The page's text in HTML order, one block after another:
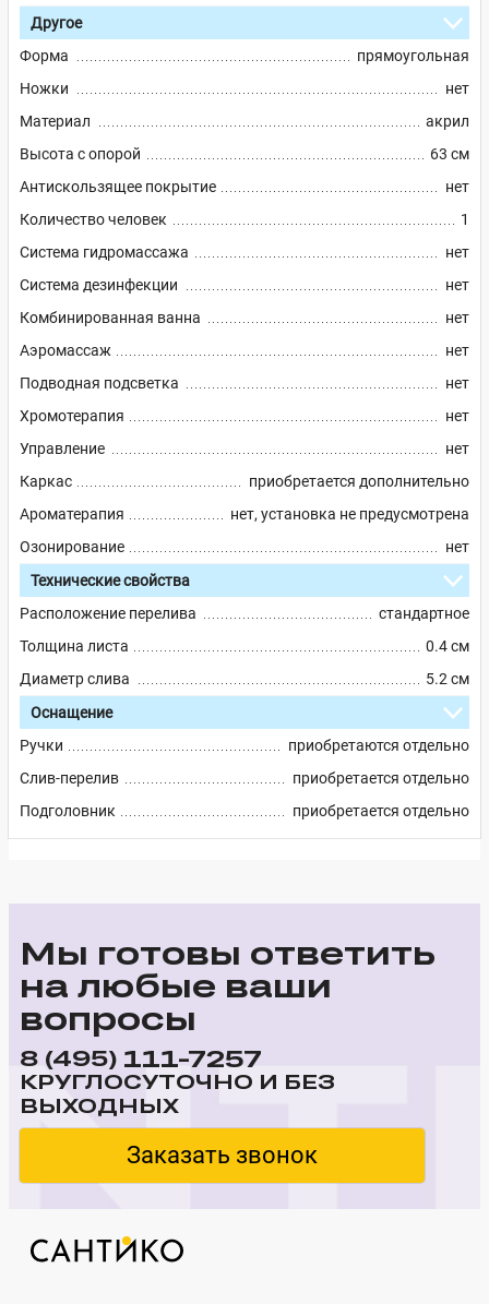
Другое
Форма
прямоугольная
Ножки
нет
Материал
акрил
Высота с опорой
63 см
Антискользящее покрытие
нет
Количество человек
1
Система гидромассажа
нет
Система дезинфекции
нет
Комбинированная ванна
нет
Аэромассаж
нет
Подводная подсветка
нет
Хромотерапия
нет
Управление
нет
Каркас
приобретается дополнительно
Ароматерапия
нет, установка не предусмотрена
Озонирование
нет
Технические свойства
Расположение перелива
стандартное
Толщина листа
0.4 см
Диаметр слива
5.2 см
Оснащение
Ручки
приобретаются отдельно
Слив-перелив
приобретается отдельно
Подголовник
приобретается отдельно
Мы готовы ответить
на любые ваши
вопросы
8 (495) 111-7257
КРУГЛОСУТОЧНО И БЕЗ
ВЫХОДНЫХ
Заказать звонок